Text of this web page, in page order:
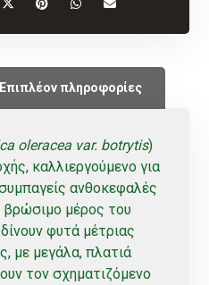
Επιπλέον πληροφορίες
oleracea var. botrytis)
καλλιεργούμενο για
ανθοκεφαλές
μέρος του
δίνουν φυτά μέτριας
με μεγάλα, πλατιά
τον σχηματιζόμενο